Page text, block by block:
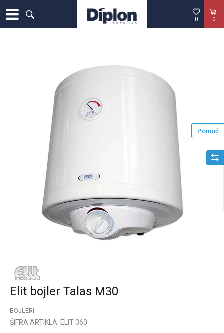
0
0
Elit bojler Talas M30
BOJLERI
ŠIFRA ARTIKLA: ELIT 360
Pomoć